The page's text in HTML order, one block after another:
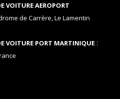
VOITURE AEROPORT
de Carrère, Le Lamentin
VOITURE PORT MARTINIQUE: